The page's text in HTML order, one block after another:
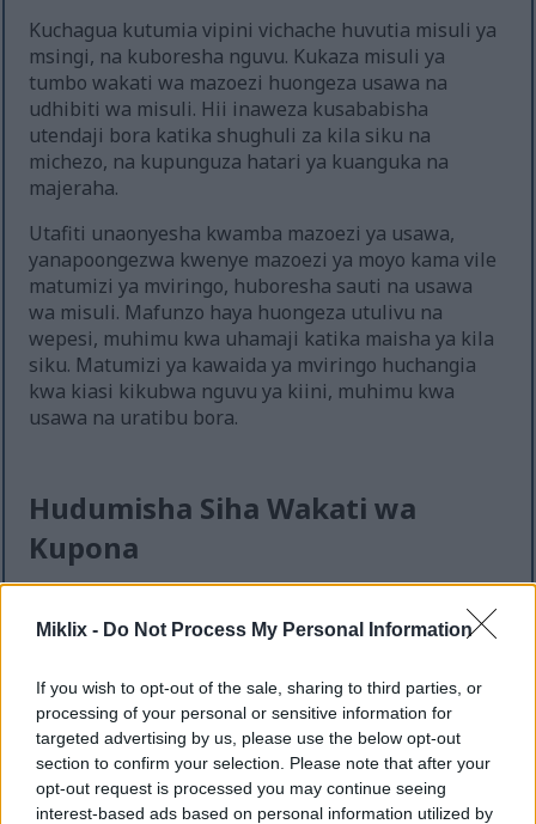
Miklix - Do Not Process My Personal Information
If you wish to opt-out of the sale, sharing to third parties, or
processing of your personal or sensitive information for
targeted advertising by us, please use the below opt-out
section to confirm your selection. Please note that after your
opt-out request is processed you may continue seeing
interest-based ads based on personal information utilized by
Kuchagua kutumia vipini vichache huvutia misuli ya
msingi, na kuboresha nguvu. Kukaza misuli ya
tumbo wakati wa mazoezi huongeza usawa na
udhibiti wa misuli. Hii inaweza kusababisha
utendaji bora katika shughuli za kila siku na
michezo, na kupunguza hatari ya kuanguka na
majeraha.
Utafiti unaonyesha kwamba mazoezi ya usawa,
yanapoongezwa kwenye mazoezi ya moyo kama vile
matumizi ya mviringo, huboresha sauti na usawa
wa misuli. Mafunzo haya huongeza utulivu na
wepesi, muhimu kwa uhamaji katika maisha ya kila
siku. Matumizi ya kawaida ya mviringo huchangia
kwa kiasi kikubwa nguvu ya kiini, muhimu kwa
usawa na uratibu bora.
Hudumisha Siha Wakati wa
Kupona
Mafunzo ya mviringo ni zana muhimu ya kudumisha
afya njema wakati wa kupona kutokana na
kuendelea kuwa hai, kupunguza msongo wa
mawazo kwenye maeneo yaliyojeruhiwa. Hii ni
muhimu kwa wale wanaopona kutokana na
upasuaji au majeraha mengine, na kusaidia kujenga
upya nguvu na kuboresha uhamaji salama.